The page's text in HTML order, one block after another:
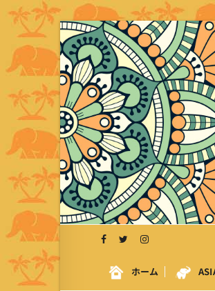
S
k
i
p
t
o
c
o
n
e
n
ホーム